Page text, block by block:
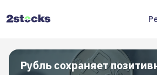
Рубль сохраняет